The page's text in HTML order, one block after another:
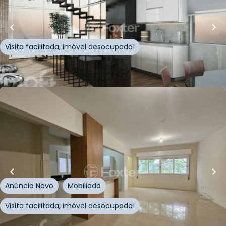
Apartamento • Residencial Augusto Jung
Rua Augusto Jung ,Centro Novo Hamburgo
Visita facilitada, imóvel desocupado!
Whatsapp
Cód.280395
R$420.000,00
•3quartos • banheiro
Apartamento • Edifício Alvorada
Rua Mariano de Mattos
Centro, Novo Hamburgo
Anúncio Novo
Mobiliado
Visita facilitada, imóvel desocupado!